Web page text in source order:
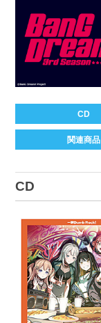
CD
関連商品
CD